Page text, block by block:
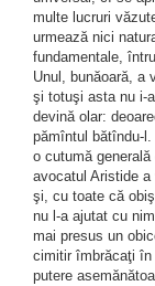
multe lucruri
urmează nici
fundamentale,
Unul, bunăoară, a
şi totuşi asta nu i-
devină olar:
pămîntul bătîndu-
o cutumă
avocatul Aristide
şi, cu toate că
nu l-a ajutat cu
mai presus un
cimitir îmbrăcaţi în
putere